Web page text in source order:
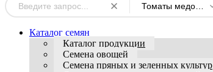
Томаты медовые
Каталог семян
Каталог продукции
Семена овощей
Семена пряных и зеленных культур